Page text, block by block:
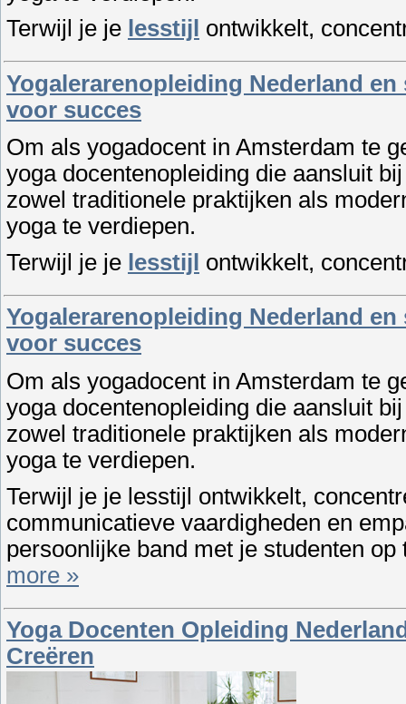
Terwijl je je lesstijl ontwikkelt,
Yogalerarenopleiding Nederland
voor succes
Om als yogadocent in Amsterdam te
yoga docentenopleiding die aansluit
zowel traditionele praktijken als
yoga te verdiepen.
Terwijl je je lesstijl ontwikkelt,
Yogalerarenopleiding Nederland
voor succes
Om als yogadocent in Amsterdam te
yoga docentenopleiding die aansluit
zowel traditionele praktijken als
yoga te verdiepen.
Terwijl je je lesstijl ontwikkelt,
communicatieve vaardigheden en
persoonlijke band met je studenten
more »
Yoga Docenten Opleiding
Creëren